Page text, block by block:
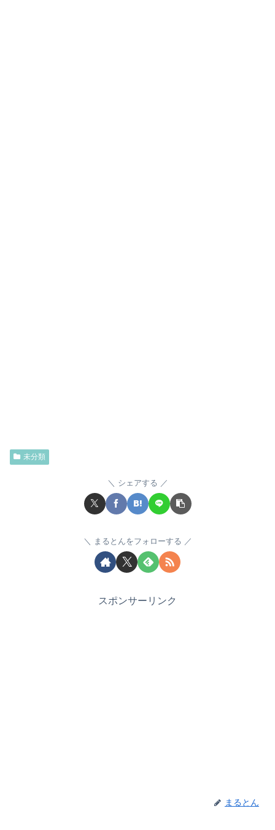
未分類
シェアする
まるとんをフォローする
スポンサーリンク
まるとん